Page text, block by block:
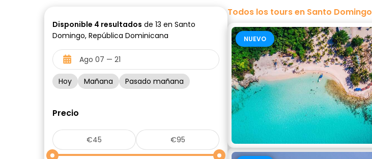
Disponible 4 resultados de 13 en Santo
Domingo, República Dominicana
Hoy Mañana Pasado mañana
Precio
Todos los tours en Santo Domingo
NUEVO